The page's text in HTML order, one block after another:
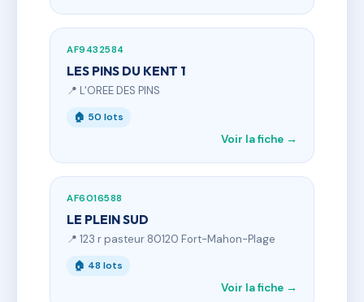
AF9432584
LES PINS DU KENT 1
📍 L'OREE DES PINS
🏠 50 lots
Voir la fiche →
AF6016588
LE PLEIN SUD
📍 123 r pasteur 80120 Fort-Mahon-Plage
🏠 48 lots
Voir la fiche →